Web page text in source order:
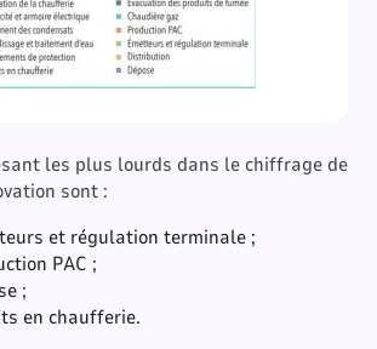
les plus lourds dans le chiffrage de
sont :
et régulation terminale ;
PAC ;
;
en chaufferie.